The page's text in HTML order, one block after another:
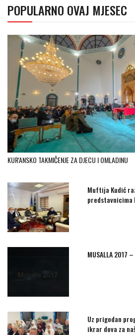
POPULARNO OVAJ MJESEC
KUR'ANSKO TAKMIČENJE ZA DJECU I OMLADINU
Muftija Kudić
predstavnicima
MUSALLA 2017
Uz prigodan
ikrar dova za